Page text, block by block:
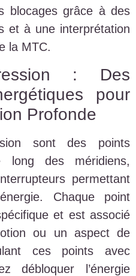
blocages grâce à des
et à une interprétation
la MTC.
: Des
pour
Profonde
sont des points
long des méridiens,
permettant
Chaque point
et est associé
ou un aspect de
ces points avec
débloquer l’énergie